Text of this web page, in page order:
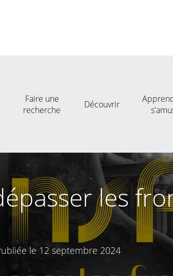
Faire une
recherche
Découvrir
les
le 12 septembre 2024